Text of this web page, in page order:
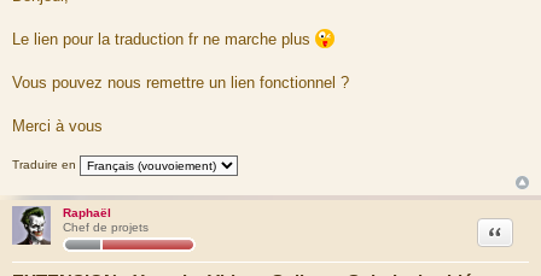
s
g
Le lien pour la traduction fr ne marche plus
Vous pouvez nous remettre un lien fonctionnel ?
Merci à vous
Traduire en
Raphaël
Chef de projets
Citation